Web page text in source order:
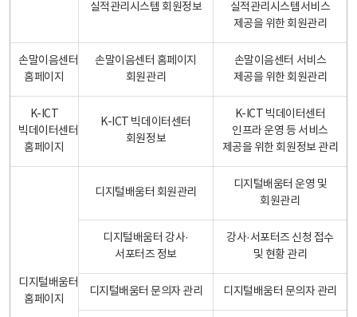
실적관리시스템 회원정보
실적관리시스템서비스
제공을 위한 회원관리
손말이음센터
홈페이지
손말이음센터 홈페이지
회원관리
손말이음센터 서비스
제공을 위한 회원관리
K-ICT
빅데이터센터
홈페이지
K-ICT 빅데이터센터
회원정보
K-ICT 빅데이터센터
인프라 운영 등 서비스
제공을 위한 회원정보 관리
디지털배움터
홈페이지
디지털배움터 회원관리
디지털배움터 운영 및
회원관리
디지털배움터 강사·
서포터즈 정보
강사·서포터즈 신청 접수
및 현황 관리
디지털배움터 문의자 관리 디지털배움터 문의자 관리